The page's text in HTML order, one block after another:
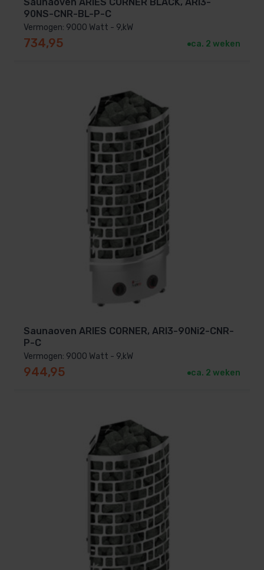
Saunaoven ARIES CORNER BLACK, ARI3-
90NS-CNR-BL-P-C
Vermogen: 9000 Watt - 9,kW
734,95 ca. 2 weken
Saunaoven ARIES CORNER, ARI3-90Ni2-CNR-
P-C
Vermogen: 9000 Watt - 9,kW
944,95 ca. 2 weken